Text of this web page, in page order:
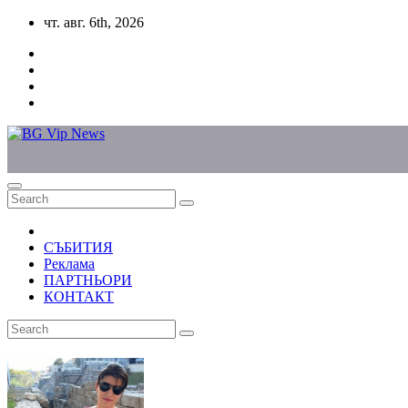
Skip
content
чт. авг. 6th, 2026
СЪБИТИЯ
Реклама
ПАРТНЬОРИ
КОНТАКТ